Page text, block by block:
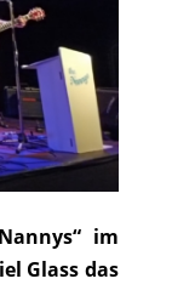
im
Glass das